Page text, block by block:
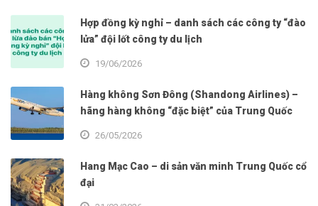
Hợp đồng kỳ nghỉ – danh sách các công ty “đào
lửa” đội lốt công ty du lịch
19/06/2026
Hàng không Sơn Đông (Shandong Airlines) –
hãng hàng không “đặc biệt” của Trung Quốc
26/05/2026
Hang Mạc Cao – di sản văn minh Trung Quốc cổ
đại